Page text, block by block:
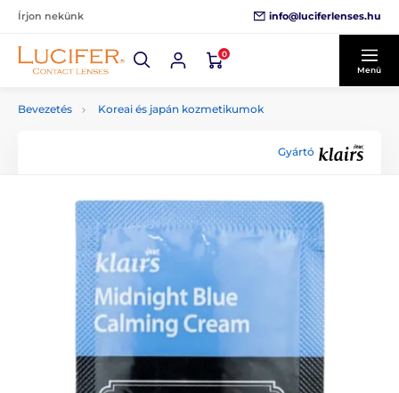
Írjon nekünk info@luciferlenses.hu
0
Menü
Bevezetés Koreai és japán kozmetikumok
Gyártó